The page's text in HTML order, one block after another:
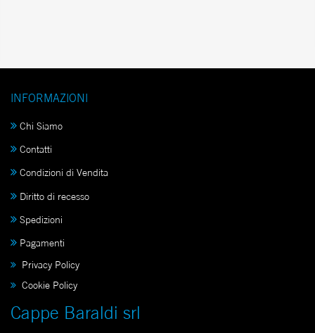
INFORMAZIONI
Chi Siamo
Contatti
Condizioni di Vendita
Diritto di recesso
Spedizioni
Pagamenti
Privacy Policy
Cookie Policy
Cappe Baraldi srl